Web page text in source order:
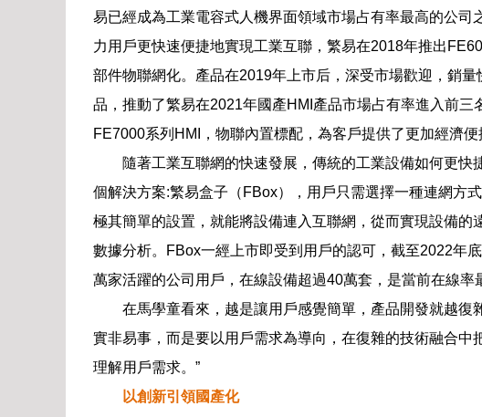
易已經成為工業電容式人機界面領域市場占有率最高的公司
力用戶更快速便捷地實現工業互聯，繁易在2018年推出
部件物聯網化。產品在2019年上市后，深受市場歡迎，銷
品，推動了繁易在2021年國產HMI產品市場占有率進入前三
FE7000系列HMI，物聯內置標配，為客戶提供了更加經濟便
隨著工業互聯網的快速發展，傳統的工業設備如何更快
個解決方案:繁易盒子（FBox），用戶只需選擇一種連網
極其簡單的設置，就能將設備連入互聯網，從而實現設備的
數據分析。FBox一經上市即受到用戶的認可，截至2022年
萬家活躍的公司用戶，在線設備超過40萬套，是當前在線率
在馬學童看來，越是讓用戶感覺簡單，產品開發就越復
實非易事，而是要以用戶需求為導向，在復雜的技術融合中
理解用戶需求。”
以創新引領國產化